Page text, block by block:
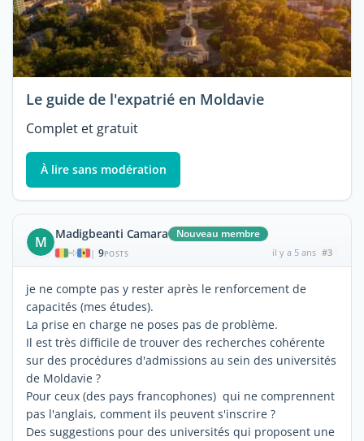
Le guide de l'expatrié en Moldavie
Complet et gratuit
À lire sans modération
M Madigbeanti Camara Nouveau membre
| 9POSTS il y a 5 ans #3
je ne compte pas y rester après le renforcement de
capacités (mes études).
La prise en charge ne poses pas de problème.
Il est très difficile de trouver des recherches cohérente
sur des procédures d'admissions au sein des universités
de Moldavie ?
Pour ceux (des pays francophones) qui ne comprennent
pas l'anglais, comment ils peuvent s'inscrire ?
Des suggestions pour des universités qui proposent une